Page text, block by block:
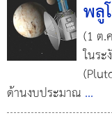
พลู
(1 ต.
ในร
ด้านงบประมาณ ...